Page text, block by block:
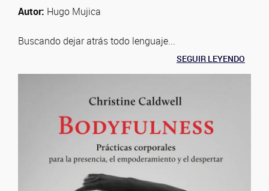
Autor: Hugo Mujica
Buscando dejar atrás todo lenguaje...
SEGUIR LEYENDO